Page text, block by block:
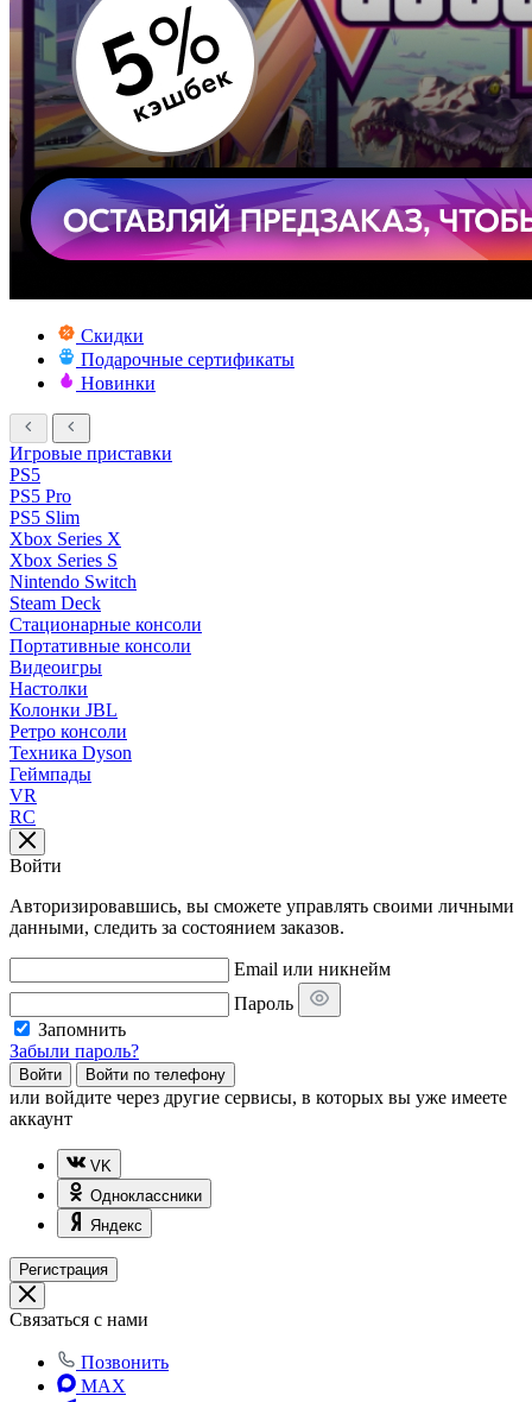
Скидки
Подарочные сертификаты
Новинки
Игровые приставки
PS5
PS5 Pro
PS5 Slim
Xbox Series X
Xbox Series S
Nintendo Switch
Steam Deck
Стационарные консоли
Портативные консоли
Видеоигры
Настолки
Колонки JBL
Ретро консоли
Техника Dyson
Геймпады
VR
RC
Войти
Авторизировавшись, вы сможете управлять своими личными
данными, следить за состоянием заказов.
Email или никнейм
Пароль
Запомнить
Забыли пароль?
Войти Войти по телефону
или войдите через другие сервисы, в которых вы уже имеете
аккаунт
VK
Одноклассники
Яндекс
Регистрация
Связаться с нами
Позвонить
MAX